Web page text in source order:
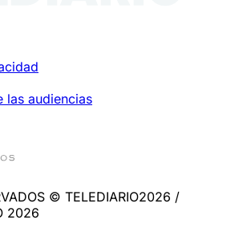
las audiencias
© TELEDIARIO2026 /
2026